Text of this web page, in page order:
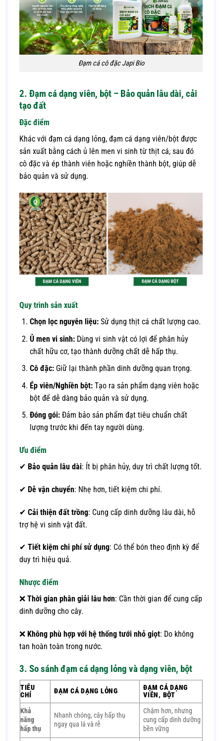
Đạm cá cô đặc Japi Bio
2. Đạm cá dạng viên, bột – Bảo quản lâu dài, cải
tạo đất
Đặc điểm
Khác với đạm cá dạng lỏng, đạm cá dạng viên/bột được
sản xuất bằng cách ủ lên men vi sinh từ thịt cá, sau đó
cô đặc và ép thành viên hoặc nghiền thành bột, giúp dễ
bảo quản và sử dụng.
Quy trình sản xuất
Chọn lọc nguyên liệu:Sử dụng thịt cá chất lượng cao.
Ủ men vi sinh:Dùng vi sinh vật có lợi để phân hủy
chất hữu cơ, tạo thành dưỡng chất dễ hấp thụ.
Cô đặc:Giữ lại thành phần dinh dưỡng quan trọng.
Ép viên/Nghiền bột:Tạo ra sản phẩm dạng viên hoặc
bột để dễ dàng bảo quản và sử dụng.
Đóng gói:Đảm bảo sản phẩm đạt tiêu chuẩn chất
lượng trước khi đến tay người dùng.
Ưu điểm
✔ Bảo quản lâu dài: Ít bị phân hủy, duy trì chất lượng tốt.
✔ Dễ vận chuyển: Nhẹ hơn, tiết kiệm chi phí.
✔ Cải thiện đất trồng: Cung cấp dinh dưỡng lâu dài, hỗ
trợ hệ vi sinh vật đất.
✔ Tiết kiệm chi phí sử dụng: Có thể bón theo định kỳ để
duy trì hiệu quả.
Nhược điểm
❌ Thời gian phân giải lâu hơn: Cần thời gian để cung cấp
dinh dưỡng cho cây.
❌ Không phù hợp với hệ thống tưới nhỏ giọt: Do không
tan hoàn toàn trong nước.
3. So sánh đạm cá dạng lỏng và dạng viên, bột
TIÊU
CHÍ
ĐẠM CÁ DẠNG LỎNG
ĐẠM CÁ DẠNG
VIÊN, BỘT
Khả
năng
hấp thụ
Nhanh chóng, cây hấp thụ
ngay qua lá và rễ
Chậm hơn, nhưng
cung cấp dinh dưỡng
bền vững